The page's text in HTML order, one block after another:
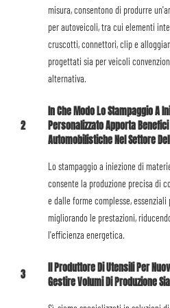
misura, consentono di produrre
per autoveicoli, tra cui elementi
cruscotti, connettori, clip e
progettati sia per veicoli
alternativa.
2
In Che Modo Lo Stampaggio A
Personalizzato Apporta
Automobilistiche Nel Settore
Lo stampaggio a iniezione di
consente la produzione precisa di
e dalle forme complesse,
migliorando le prestazioni,
l'efficienza energetica.
3
Il Produttore Di Utensili Per
Gestire Volumi Di Produzione